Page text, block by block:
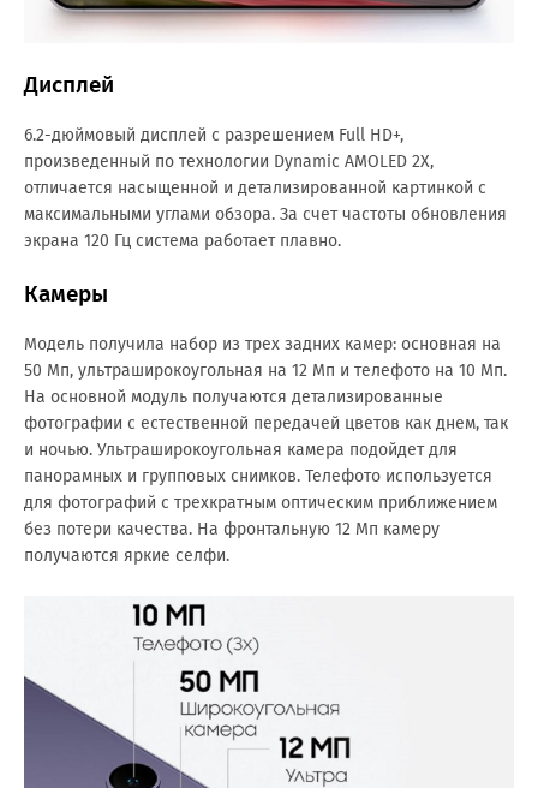
Дисплей
6.2-дюймовый дисплей с разрешением Full HD+,
произведенный по технологии Dynamic AMOLED 2X,
отличается насыщенной и детализированной картинкой с
максимальными углами обзора. За счет частоты обновления
экрана 120 Гц система работает плавно.
Камеры
Модель получила набор из трех задних камер: основная на
50 Мп, ультраширокоугольная на 12 Мп и телефото на 10 Мп.
На основной модуль получаются детализированные
фотографии с естественной передачей цветов как днем, так
и ночью. Ультраширокоугольная камера подойдет для
панорамных и групповых снимков. Телефото используется
для фотографий с трехкратным оптическим приближением
без потери качества. На фронтальную 12 Мп камеру
получаются яркие селфи.